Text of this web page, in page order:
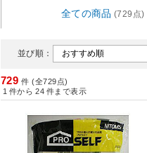
全ての商品 (729点)
並び順：
729 件 (全729点)
1 件から 24 件まで表示